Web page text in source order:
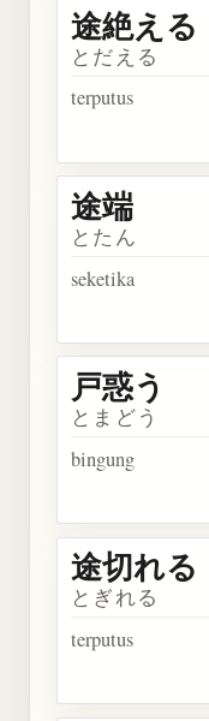
途絶える
とだえる
terputus
途端
とたん
seketika
戸惑う
とまどう
bingung
途切れる
とぎれる
terputus